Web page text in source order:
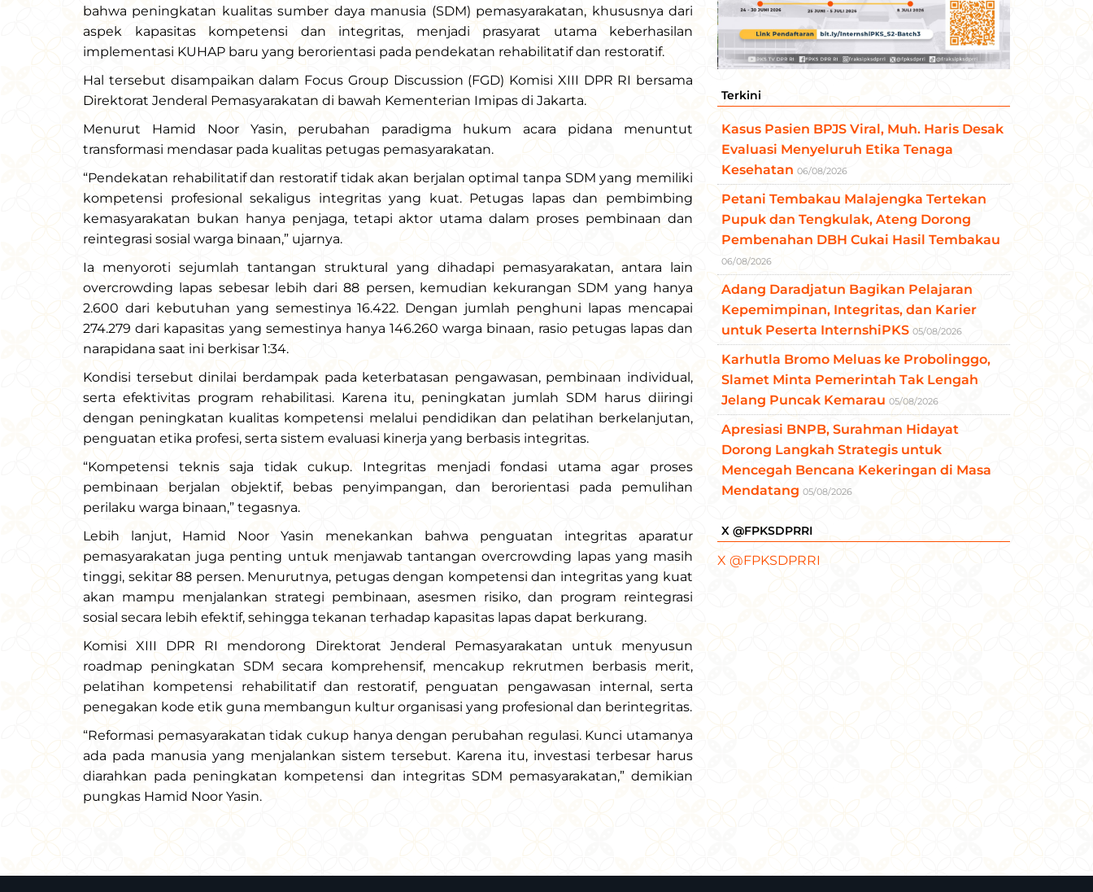
bahwa peningkatan kualitas sumber daya manusia (SDM) pemasyarakatan, khususnya dari
aspek kapasitas kompetensi dan integritas, menjadi prasyarat utama keberhasilan
implementasi KUHAP baru yang berorientasi pada pendekatan rehabilitatif dan restoratif.
Hal tersebut disampaikan dalam Focus Group Discussion (FGD) Komisi XIII DPR RI bersama
Direktorat Jenderal Pemasyarakatan di bawah Kementerian Imipas di Jakarta.
Menurut Hamid Noor Yasin, perubahan paradigma hukum acara pidana menuntut
transformasi mendasar pada kualitas petugas pemasyarakatan.
“Pendekatan rehabilitatif dan restoratif tidak akan berjalan optimal tanpa SDM yang memiliki
kompetensi profesional sekaligus integritas yang kuat. Petugas lapas dan pembimbing
kemasyarakatan bukan hanya penjaga, tetapi aktor utama dalam proses pembinaan dan
reintegrasi sosial warga binaan,” ujarnya.
Ia menyoroti sejumlah tantangan struktural yang dihadapi pemasyarakatan, antara lain
overcrowding lapas sebesar lebih dari 88 persen, kemudian kekurangan SDM yang hanya
2.600 dari kebutuhan yang semestinya 16.422. Dengan jumlah penghuni lapas mencapai
274.279 dari kapasitas yang semestinya hanya 146.260 warga binaan, rasio petugas lapas dan
narapidana saat ini berkisar 1:34.
Kondisi tersebut dinilai berdampak pada keterbatasan pengawasan, pembinaan individual,
serta efektivitas program rehabilitasi. Karena itu, peningkatan jumlah SDM harus diiringi
dengan peningkatan kualitas kompetensi melalui pendidikan dan pelatihan berkelanjutan,
penguatan etika profesi, serta sistem evaluasi kinerja yang berbasis integritas.
“Kompetensi teknis saja tidak cukup. Integritas menjadi fondasi utama agar proses
pembinaan berjalan objektif, bebas penyimpangan, dan berorientasi pada pemulihan
perilaku warga binaan,” tegasnya.
Lebih lanjut, Hamid Noor Yasin menekankan bahwa penguatan integritas aparatur
pemasyarakatan juga penting untuk menjawab tantangan overcrowding lapas yang masih
tinggi, sekitar 88 persen. Menurutnya, petugas dengan kompetensi dan integritas yang kuat
akan mampu menjalankan strategi pembinaan, asesmen risiko, dan program reintegrasi
sosial secara lebih efektif, sehingga tekanan terhadap kapasitas lapas dapat berkurang.
Komisi XIII DPR RI mendorong Direktorat Jenderal Pemasyarakatan untuk menyusun
roadmap peningkatan SDM secara komprehensif, mencakup rekrutmen berbasis merit,
pelatihan kompetensi rehabilitatif dan restoratif, penguatan pengawasan internal, serta
penegakan kode etik guna membangun kultur organisasi yang profesional dan berintegritas.
“Reformasi pemasyarakatan tidak cukup hanya dengan perubahan regulasi. Kunci utamanya
ada pada manusia yang menjalankan sistem tersebut. Karena itu, investasi terbesar harus
diarahkan pada peningkatan kompetensi dan integritas SDM pemasyarakatan,” demikian
pungkas Hamid Noor Yasin.
Terkini
Kasus Pasien BPJS Viral, Muh. Haris Desak
Evaluasi Menyeluruh Etika Tenaga
Kesehatan 06/08/2026
Petani Tembakau Malajengka Tertekan
Pupuk dan Tengkulak, Ateng Dorong
Pembenahan DBH Cukai Hasil Tembakau
06/08/2026
Adang Daradjatun Bagikan Pelajaran
Kepemimpinan, Integritas, dan Karier
untuk Peserta InternshiPKS 05/08/2026
Karhutla Bromo Meluas ke Probolinggo,
Slamet Minta Pemerintah Tak Lengah
Jelang Puncak Kemarau 05/08/2026
Apresiasi BNPB, Surahman Hidayat
Dorong Langkah Strategis untuk
Mencegah Bencana Kekeringan di Masa
Mendatang 05/08/2026
X @FPKSDPRRI
X @FPKSDPRRI